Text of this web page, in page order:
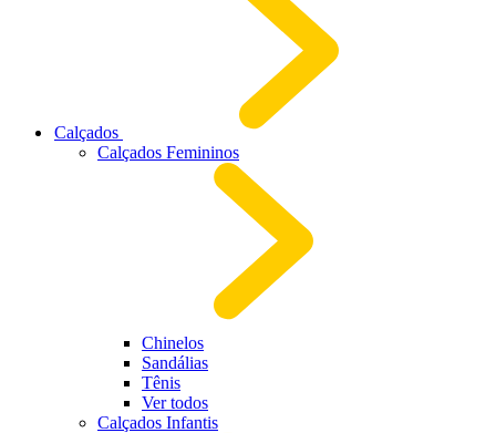
Calçados
Calçados Femininos
Chinelos
Sandálias
Tênis
Ver todos
Calçados Infantis